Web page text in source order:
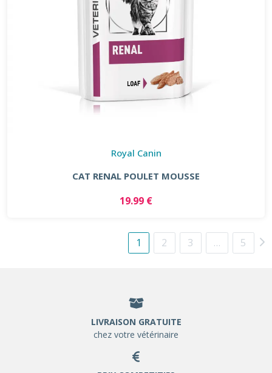
Royal Canin
CAT RENAL POULET MOUSSE
19.99 €
1 2 3 … 5
LIVRAISON GRATUITE
chez votre vétérinaire